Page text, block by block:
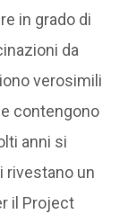
in grado di
da
verosimili
contengono
anni si
rivestano un
il Project